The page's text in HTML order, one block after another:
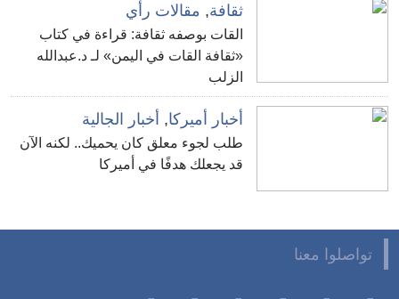
ثقافة, مقالات رأي
القات بوصفه ثقافة: قراءة في كتاب
«ثقافة القات في اليمن» لـ د.عبدالله
الزلب
أخبار أميركا, أخبار الجالية
طلب لجوء معلق كان يحميك.. لكنه الآن
قد يجعلك هدفًا في أميركا
تواصلوا معنا